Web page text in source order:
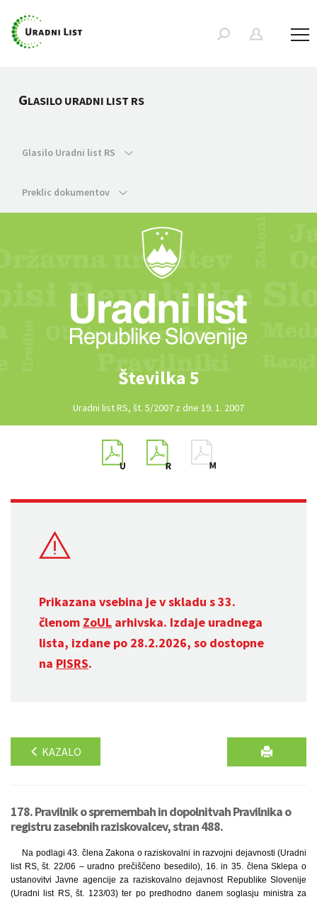
GLASILO URADNI LIST RS
Glasilo Uradni list RS
Preklic dokumentov
Številka 5
Uradni list RS, št. 5/2007 z dne 19. 1. 2007
Prikazana vsebina je v skladu s 33.
členom ZoUL arhivska. Izdaje uradnega
lista, izdane po 28.2.2026, so dostopne
na PISRS.
KAZALO
178. Pravilnik o spremembah in dopolnitvah Pravilnika o
registru zasebnih raziskovalcev, stran 488.
Na podlagi 43. člena Zakona o raziskovalni in razvojni dejavnosti (Uradni
list RS, št. 22/06 – uradno prečiščeno besedilo), 16. in 35. člena Sklepa o
ustanovitvi Javne agencije za raziskovalno dejavnost Republike Slovenije
(Uradni list RS, št. 123/03) ter po predhodno danem soglasju ministra za